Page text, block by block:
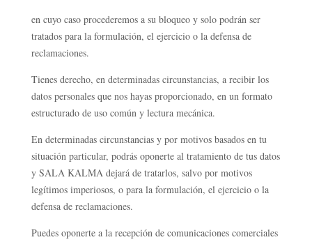
en cuyo caso procederemos a su bloqueo y solo podrán ser
tratados para la formulación, el ejercicio o la defensa de
reclamaciones.
Tienes derecho, en determinadas circunstancias, a recibir los
datos personales que nos hayas proporcionado, en un formato
estructurado de uso común y lectura mecánica.
En determinadas circunstancias y por motivos basados en tu
situación particular, podrás oponerte al tratamiento de tus datos
y SALA KALMA dejará de tratarlos, salvo por motivos
legítimos imperiosos, o para la formulación, el ejercicio o la
defensa de reclamaciones.
Puedes oponerte a la recepción de comunicaciones comerciales